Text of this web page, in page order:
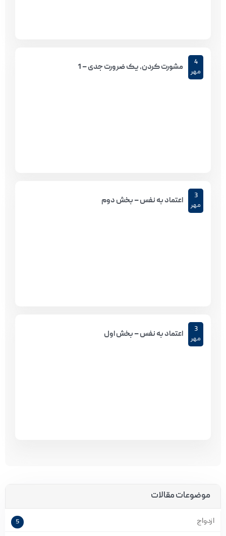
4
مهر
مشورت کردن، یک ضرورت جدی – 1
3
مهر
اعتماد به نفس – بخش دوم
3
مهر
اعتماد به نفس – بخش اول
موضوعات مقالات
ازدواج 5